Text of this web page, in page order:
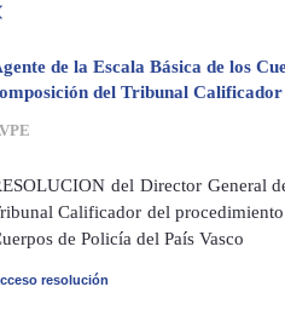
de la Escala Básica de los
del Tribunal Calificador
del Director General
Calificador del
de Policía del País Vasco
resolución